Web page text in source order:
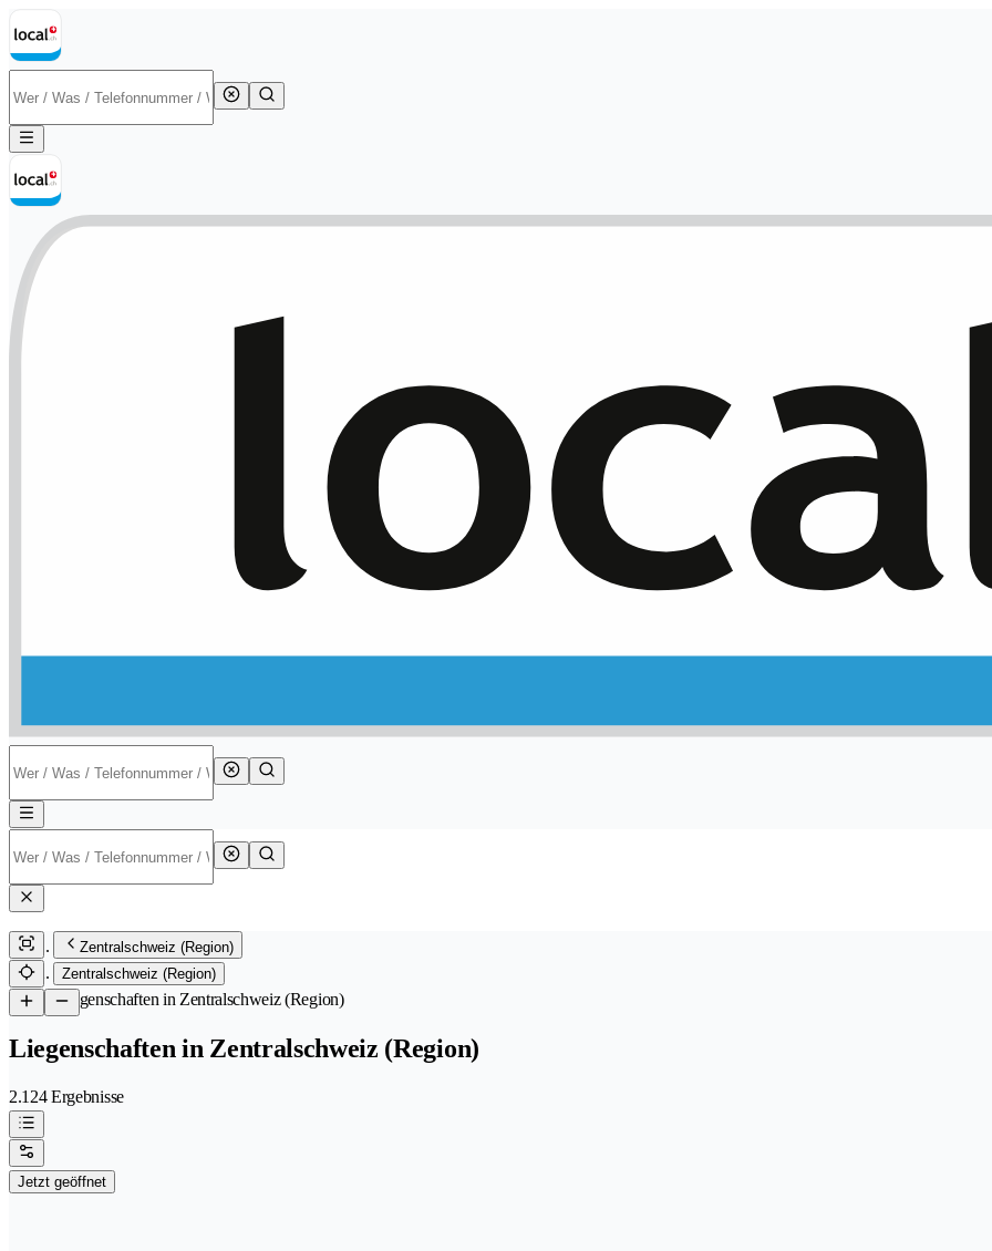
Zentralschweiz (Region)
Zentralschweiz (Region)
/Liegenschaften in Zentralschweiz (Region)
Liegenschaften in Zentralschweiz (Region)
2.124 Ergebnisse
Jetzt geöffnet